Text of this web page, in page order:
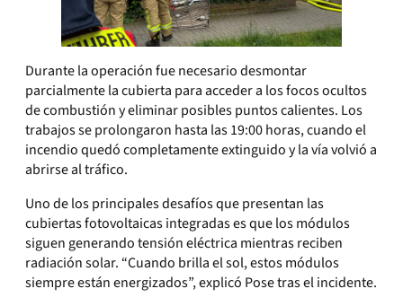
Durante la operación fue necesario desmontar
parcialmente la cubierta para acceder a los focos ocultos
de combustión y eliminar posibles puntos calientes. Los
trabajos se prolongaron hasta las 19:00 horas, cuando el
incendio quedó completamente extinguido y la vía volvió a
abrirse al tráfico.
Uno de los principales desafíos que presentan las
cubiertas fotovoltaicas integradas es que los módulos
siguen generando tensión eléctrica mientras reciben
radiación solar. “Cuando brilla el sol, estos módulos
siempre están energizados”, explicó Pose tras el incidente.